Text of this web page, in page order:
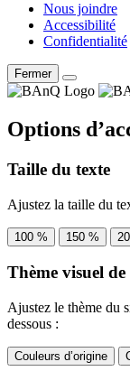
Nous joindre
Accessibilité
Confidentialité
Fermer
Options
Taille du texte
Ajustez la taille du
100 % 150 %
Thème visuel
Ajustez le thème du
dessous :
Couleurs d’origine